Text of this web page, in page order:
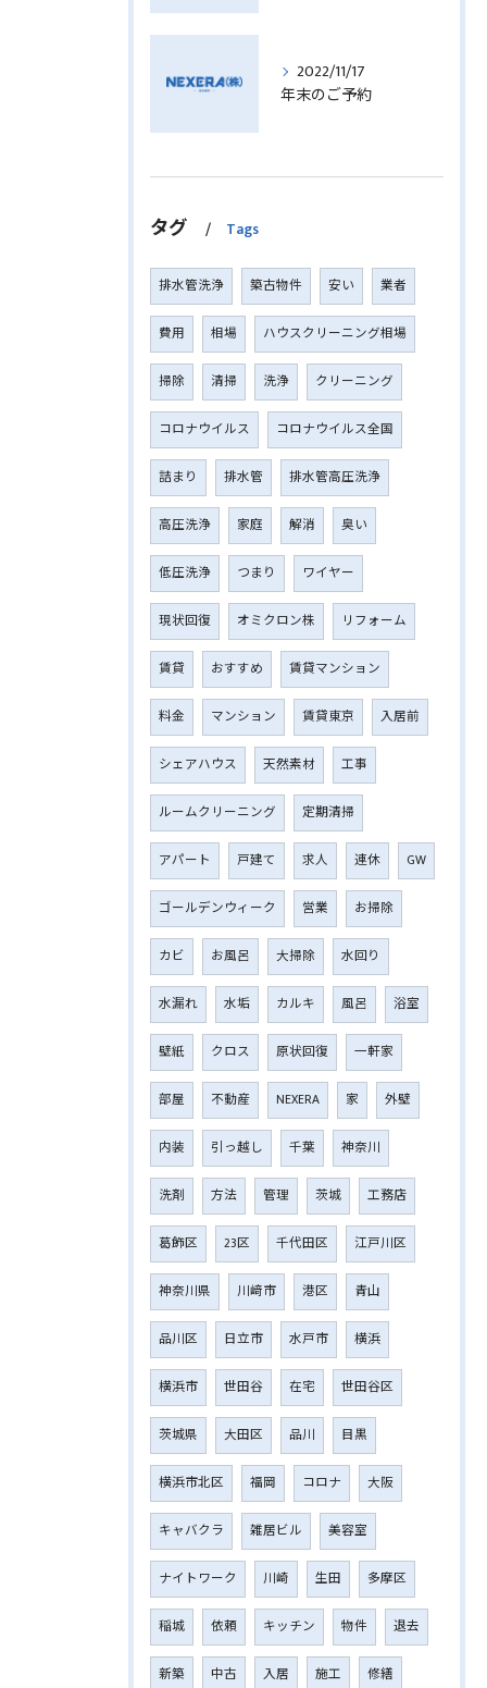
2022/11/17
年末のご予約
タグ Tags
排水管洗浄 築古物件 安い 業者
費用 相場 ハウスクリーニング相場
掃除 清掃 洗浄 クリーニング
コロナウイルス コロナウイルス全国
詰まり 排水管 排水管高圧洗浄
高圧洗浄 家庭 解消 臭い
低圧洗浄 つまり ワイヤー
現状回復 オミクロン株 リフォーム
賃貸 おすすめ 賃貸マンション
料金 マンション 賃貸東京 入居前
シェアハウス 天然素材 工事
ルームクリーニング 定期清掃
アパート 戸建て 求人 連休 GW
ゴールデンウィーク 営業 お掃除
カビ お風呂 大掃除 水回り
水漏れ 水垢 カルキ 風呂 浴室
壁紙 クロス 原状回復 一軒家
部屋 不動産 NEXERA 家 外壁
内装 引っ越し 千葉 神奈川
洗剤 方法 管理 茨城 工務店
葛飾区 23区 千代田区 江戸川区
神奈川県 川﨑市 港区 青山
品川区 日立市 水戸市 横浜
横浜市 世田谷 在宅 世田谷区
茨城県 大田区 品川 目黒
横浜市北区 福岡 コロナ 大阪
キャバクラ 雑居ビル 美容室
ナイトワーク 川崎 生田 多摩区
稲城 依頼 キッチン 物件 退去
新築 中古 入居 施工 修繕